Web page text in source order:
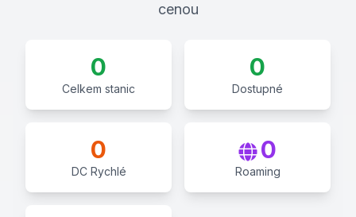
cenou
0
Celkem stanic
0
Dostupné
0
DC Rychlé
0
Roaming